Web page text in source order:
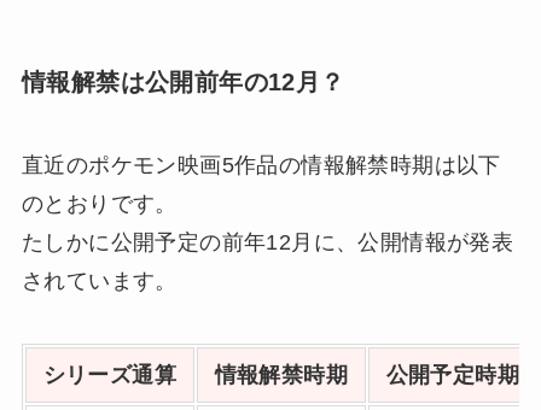
情報解禁は公開前年の12月？
直近のポケモン映画5作品の情報解禁時期は以下
のとおりです。
たしかに公開予定の前年12月に、公開情報が発表
されています。
シリーズ通算 情報解禁時期 公開予定時期